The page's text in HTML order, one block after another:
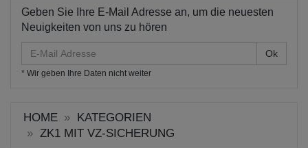
Geben Sie Ihre E-Mail Adresse an, um die neuesten
Neuigkeiten von uns zu hören
Mail
Adresse
* Wir geben Ihre Daten nicht weiter
HOME
KATEGORIEN
ZK1 MIT VZ-SICHERUNG